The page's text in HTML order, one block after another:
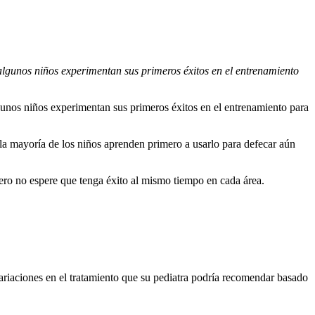
niños experimentan sus primeros éxitos en el entrenamiento
niños experimentan sus primeros éxitos en el entrenamiento para
de los niños aprenden primero a usarlo para defecar aún
no espere que tenga éxito al mismo tiempo en cada área.
en el tratamiento que su pediatra podría recomendar basado